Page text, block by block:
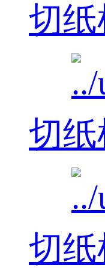
切纸
切纸
切纸